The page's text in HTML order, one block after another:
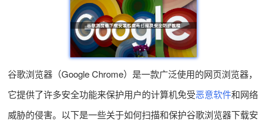
谷歌浏览器（Google Chrome）是一款广泛使用的网页浏览器，
它提供了许多安全功能来保护用户的计算机免受恶意软件和网络
威胁的侵害。以下是一些关于如何扫描和保护谷歌浏览器下载安